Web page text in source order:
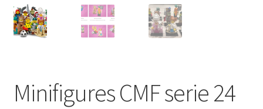
Minifigures CMF serie 24